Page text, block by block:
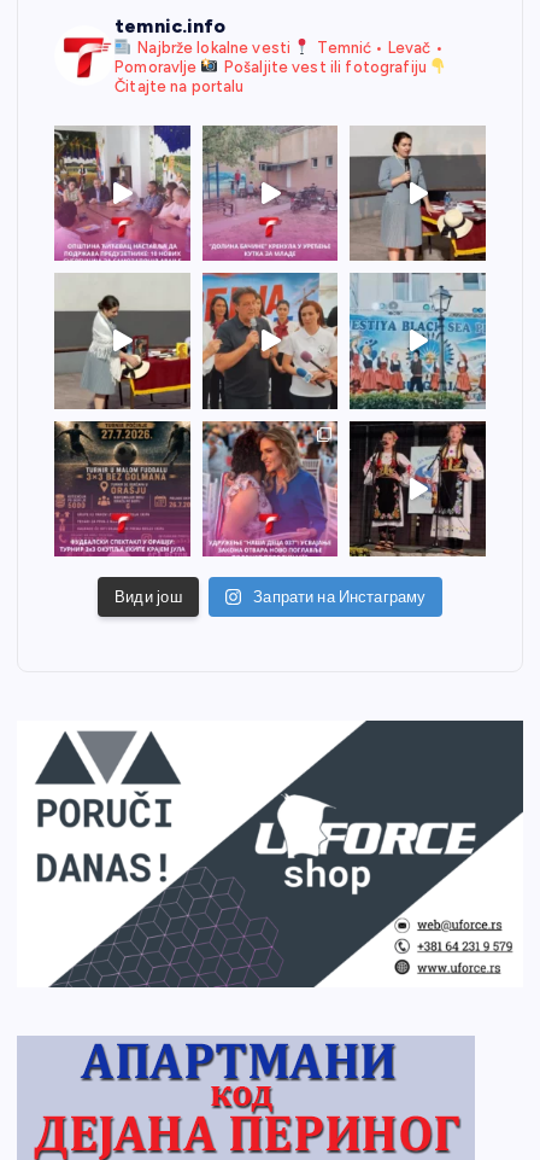
temnic.info
Najbrže lokalne vesti
Temnić • Levač •
Pomoravlje
Pošaljite vest ili fotografiju
Čitajte na portalu
Види још Запрати на Инстаграму